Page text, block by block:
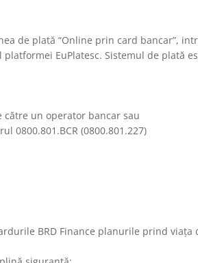
de plată “Online prin card bancar”,
EuPlatesc. Sistemul de plată
către un operator bancar sau
0800.801.BCR (0800.801.227)
BRD Finance planurile prind